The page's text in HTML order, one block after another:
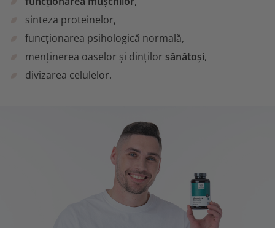
sinteza proteinelor,
funcționarea psihologică normală,
menținerea oaselor și dinților sănătoși,
divizarea celulelor.